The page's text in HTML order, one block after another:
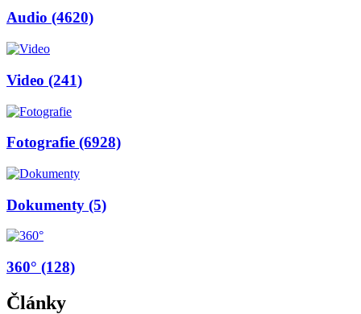
Audio (4620)
Video (241)
Fotografie (6928)
Dokumenty (5)
360° (128)
Články